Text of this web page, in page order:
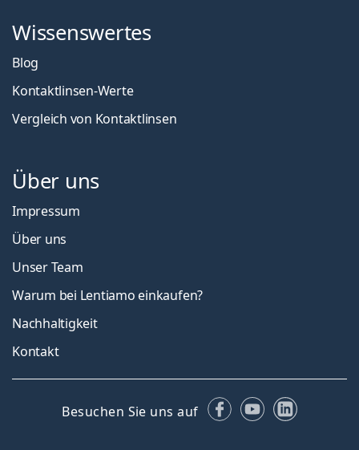
Wissenswertes
Blog
Kontaktlinsen-Werte
Vergleich von Kontaktlinsen
Über uns
Impressum
Über uns
Unser Team
Warum bei Lentiamo einkaufen?
Nachhaltigkeit
Kontakt
Besuchen Sie uns auf Facebook
YouTubeLinkedIn